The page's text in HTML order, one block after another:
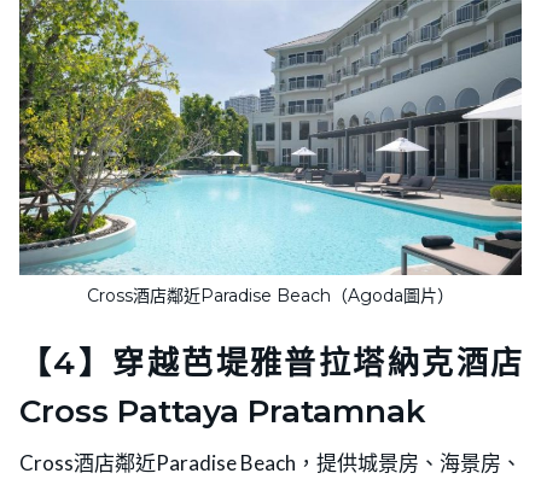
Cross酒店鄰近Paradise Beach（Agoda圖片）
【4】穿越芭堤雅普拉塔納克酒店
Cross Pattaya Pratamnak
Cross酒店鄰近Paradise Beach，提供城景房、海景房、